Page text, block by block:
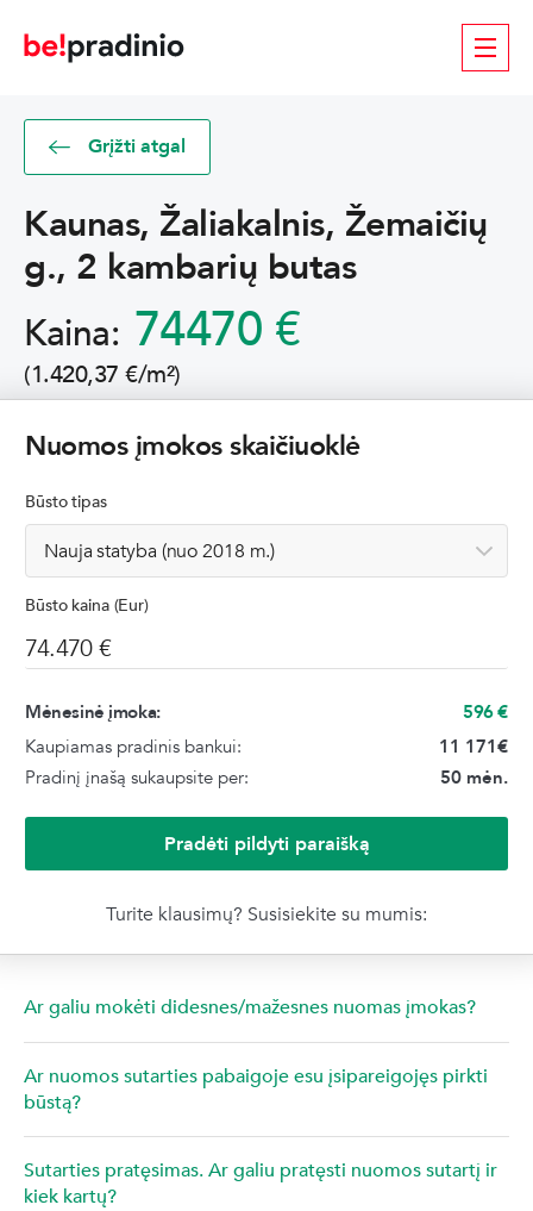
Nuomos įmokos skaičiuoklė
Būsto tipas
Būsto kaina (Eur)
Mėnesinė įmoka: 596€
Kaupiamas pradinis bankui:
11 171€
Pradinį įnašą sukaupsite per:
50 mėn.
Pradėti pildyti paraišką
Turite klausimų? Susisiekite su mumis:
Ar galiu mokėti didesnes/mažesnes nuomas įmokas?
Ar nuomos sutarties pabaigoje esu įsipareigojęs pirkti
būstą?
Sutarties pratęsimas. Ar galiu pratęsti nuomos sutartį ir
kiek kartų?
Grįžti atgal
Kaunas, Žaliakalnis, Žemaičių
g., 2 kambarių butas
Kaina: 74470 €
(1.420,37 €/m²)